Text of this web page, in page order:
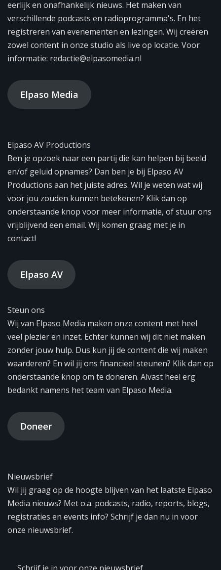
eerlijk en onafhankelijk nieuws. Het maken van
verschillende podcasts en radioprogramma's. En het
registreren van evenementen en lezingen. Wij creëren
zowel content in onze studio als live op locatie. Voor
informatie: redactie@elpasomedia.nl
Elpaso Media
Elpaso AV Productions
Ben je opzoek naar een partij die kan helpen bij beeld
en/of geluid opnames? Dan ben je bij Elpaso AV
Productions aan het juiste adres. Wil je weten wat wij
voor jou zouden kunnen betekenen? Klik dan op
onderstaande knop voor meer informatie, of stuur ons
vrijblijvend een email. Wij komen graag met je in
contact!
Elpaso AV
Steun ons
Wij van Elpaso Media maken onze content met heel
veel plezier en inzet. Echter kunnen wij dit niet maken
zonder jouw hulp. Dus kun jij de content die wij maken
waarderen? En wil jij ons financieel steunen? Klik dan op
onderstaande knop om te doneren. Alvast heel erg
bedankt namens het team van Elpaso Media.
Doneer
Nieuwsbrief
Wil jij graag op de hoogte blijven van het laatste Elpaso
Media nieuws? Met o.a. podcasts, radio, reports, blogs,
registraties en events info? Schrijf je dan nu in voor
onze nieuwsbrief.